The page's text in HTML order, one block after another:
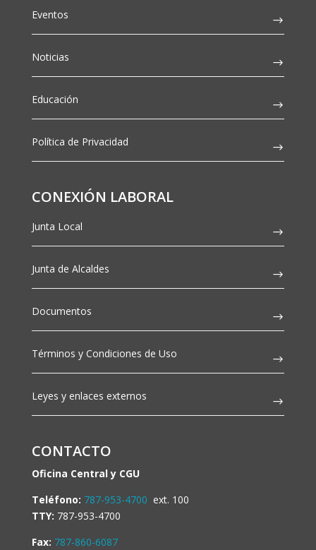
Eventos
Noticias
Educación
Política de Privacidad
CONEXIÓN LABORAL
Junta Local
Junta de Alcaldes
Documentos
Términos y Condiciones de Uso
Leyes y enlaces externos
CONTACTO
Oficina Central y CGU
Teléfono: 787-953-4700 ext. 100
TTY: 787-953-4700
Fax: 787-860-6087